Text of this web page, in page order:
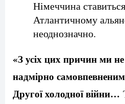
Німеччина
Атлантичному
неоднозначно.
«З усіх цих причин ми
надмірно
Другої холодної війни…